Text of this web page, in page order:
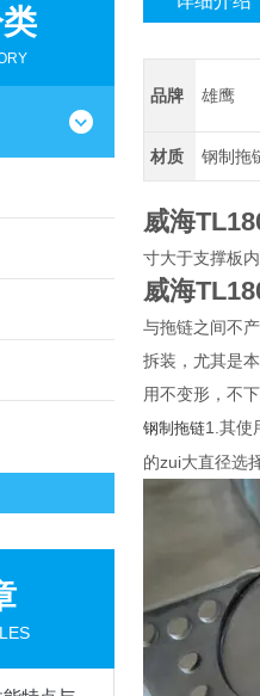
品牌 雄鹰
材质 钢制拖
威海
寸大于支撑板
威海
与拖链之间不
拆装，尤其是
用不变形，不
钢制拖链1.其使
的zui大直径选